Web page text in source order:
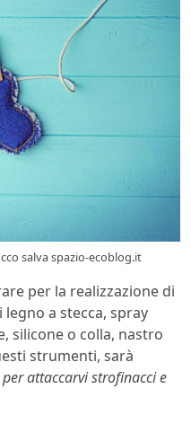
salva spazio-ecoblog.it
per la realizzazione di
a stecca, spray
silicone o colla, nastro
strumenti, sarà
per attaccarvi strofinacci e